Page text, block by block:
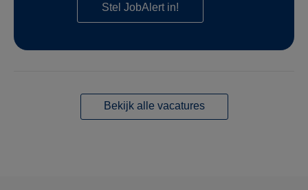
Stel JobAlert in!
Bekijk alle vacatures